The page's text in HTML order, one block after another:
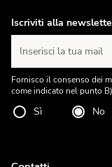
Iscriviti alla
Inserisci la tua mail
Fornisco il consenso dei
come indicato nel punto
Sì No